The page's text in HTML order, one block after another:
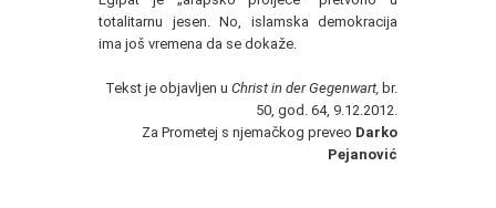
totalitarnu jesen. No, islamska demokracija
ima još vremena da se dokaže.
Tekst je objavljen u Christ in der Gegenwart, br.
50, god. 64, 9.12.2012.
Za Prometej s njemačkog preveo Darko
Pejanović